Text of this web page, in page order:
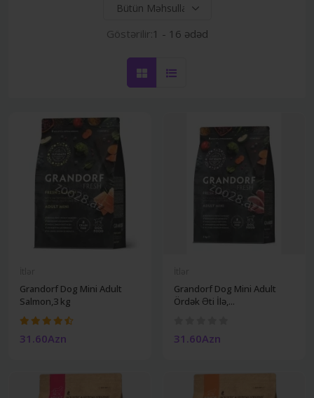
Göstərilir:1 - 16 ədəd
Grandorf Dog Mini Adult
Salmon,3 kg
31.60Azn
Grandorf Dog Mini Adult
Ördək Əti İlə,...
31.60Azn